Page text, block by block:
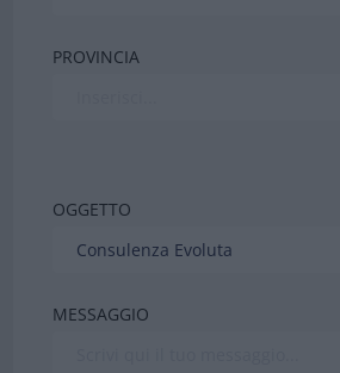
PROVINCIA
OGGETTO
MESSAGGIO